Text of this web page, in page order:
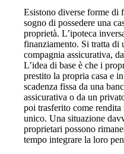
Esistono diverse forme di
sogno di possedere una
proprietà. L’ipoteca
finanziamento. Si tratta di
compagnia assicurativa,
L’idea di base è che i
prestito la propria casa e
scadenza fissa da una
assicurativa o da un
poi trasferito come
unico. Una situazione
proprietari possono
tempo integrare la loro